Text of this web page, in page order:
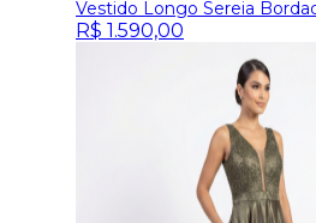
Vestido Longo Sereia
R$ 1.590,00